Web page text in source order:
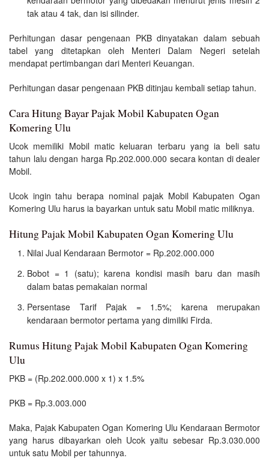
tak atau 4 tak, dan isi silinder.
Perhitungan dasar pengenaan PKB dinyatakan dalam sebuah
tabel yang ditetapkan oleh Menteri Dalam Negeri setelah
mendapat pertimbangan dari Menteri Keuangan.
Perhitungan dasar pengenaan PKB ditinjau kembali setiap tahun.
Cara Hitung Bayar Pajak Mobil Kabupaten Ogan
Komering Ulu
Ucok memiliki Mobil matic keluaran terbaru yang ia beli satu
tahun lalu dengan harga Rp.202.000.000 secara kontan di dealer
Mobil.
Ucok ingin tahu berapa nominal pajak Mobil Kabupaten Ogan
Komering Ulu harus ia bayarkan untuk satu Mobil matic miliknya.
Hitung Pajak Mobil Kabupaten Ogan Komering Ulu
Nilai Jual Kendaraan Bermotor = Rp.202.000.000
Bobot = 1 (satu); karena kondisi masih baru dan masih
dalam batas pemakaian normal
Persentase Tarif Pajak = 1.5%; karena merupakan
kendaraan bermotor pertama yang dimiliki Firda.
Rumus Hitung Pajak Mobil Kabupaten Ogan Komering
Ulu
PKB = (Rp.202.000.000 x 1) x 1.5%
PKB = Rp.3.003.000
Maka, Pajak Kabupaten Ogan Komering Ulu Kendaraan Bermotor
yang harus dibayarkan oleh Ucok yaitu sebesar Rp.3.030.000
untuk satu Mobil per tahunnya.